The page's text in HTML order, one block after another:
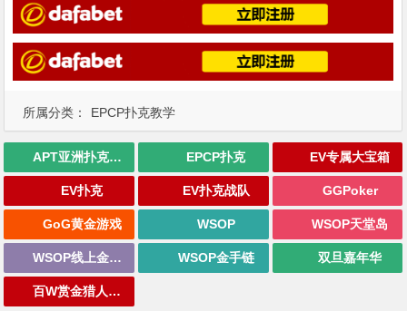
所属分类： EPCP扑克教学
APT亚洲扑克巡回赛 EPCP扑克 EV专属大宝箱
EV扑克 EV扑克战队 GGPoker
GoG黄金游戏 WSOP WSOP天堂岛
WSOP线上金手链 WSOP金手链 双旦嘉年华
百W赏金猎人大奖赛